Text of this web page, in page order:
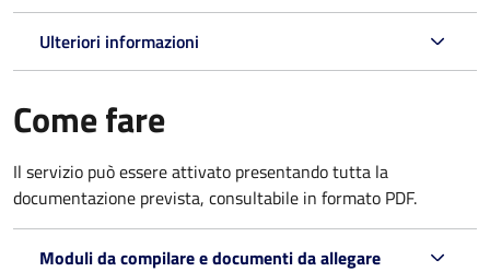
Ulteriori informazioni
Come fare
Il servizio può essere attivato presentando tutta la
documentazione prevista, consultabile in formato PDF.
Moduli da compilare e documenti da allegare